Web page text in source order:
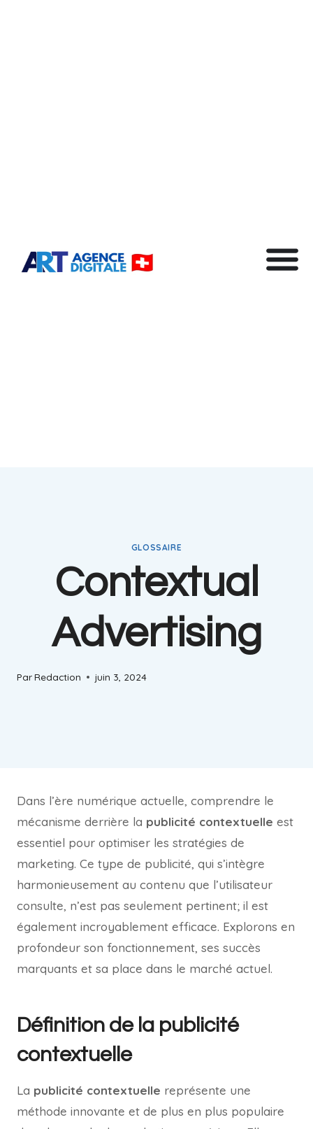
GLOSSAIRE
Contextual
Advertising
ParRedaction juin 3, 2024
Dans l’ère numérique actuelle, comprendre le
mécanisme derrière la publicité contextuelle est
essentiel pour optimiser les stratégies de
marketing. Ce type de publicité, qui s’intègre
harmonieusement au contenu que l’utilisateur
consulte, n’est pas seulement pertinent; il est
également incroyablement efficace. Explorons en
profondeur son fonctionnement, ses succès
marquants et sa place dans le marché actuel.
Définition de la publicité
contextuelle
La publicité contextuelle représente une
méthode innovante et de plus en plus populaire